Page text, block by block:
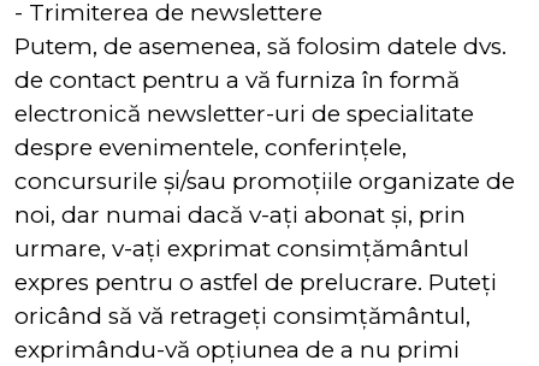
- Trimiterea de newslettere
Putem, de asemenea, să folosim datele dvs.
de contact pentru a vă furniza în formă
electronică newsletter-uri de specialitate
despre evenimentele, conferințele,
concursurile și/sau promoțiile organizate de
noi, dar numai dacă v-ați abonat și, prin
urmare, v-ați exprimat consimțământul
expres pentru o astfel de prelucrare. Puteți
oricând să vă retrageți consimțământul,
exprimându-vă opțiunea de a nu primi